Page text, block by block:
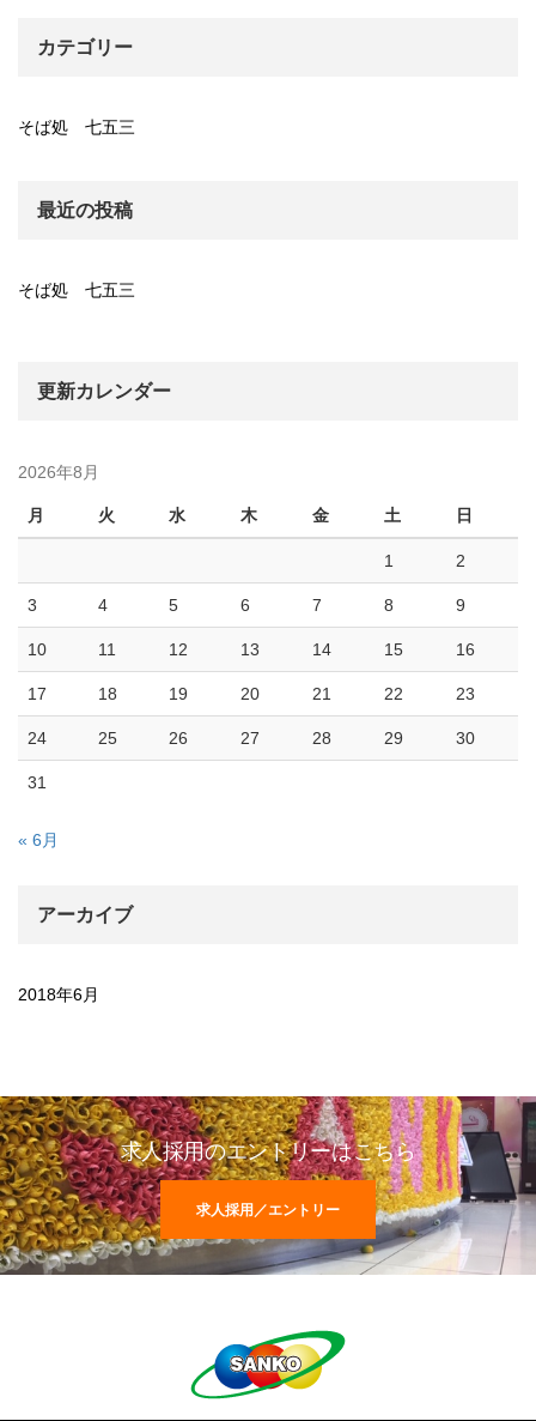
カテゴリー
そば処 七五三
最近の投稿
そば処 七五三
更新カレンダー
2026年8月
月 火 水 木 金 土 日
1 2
3 4 5 6 7 8 9
10 11 12 13 14 15 16
17 18 19 20 21 22 23
24 25 26 27 28 29 30
31
« 6月
アーカイブ
2018年6月
求人採用のエントリーはこちら
求人採用／エントリー